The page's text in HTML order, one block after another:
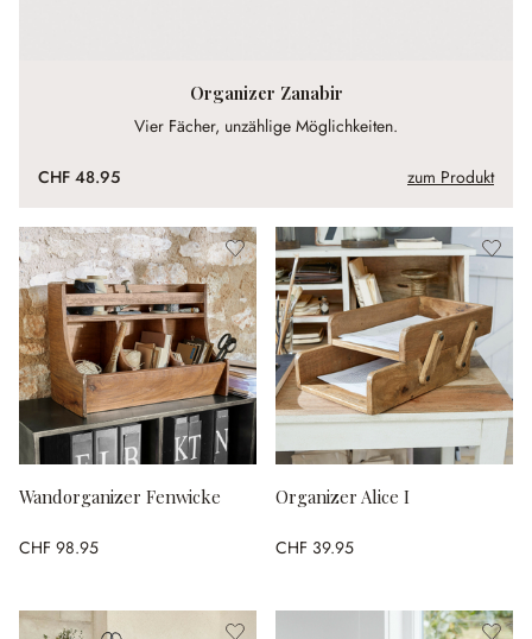
Organizer Zanabir
Vier Fächer, unzählige Möglichkeiten.
CHF 48.95 zum Produkt
Wandorganizer Fenwicke
CHF 98.95
Organizer Alice I
CHF 39.95